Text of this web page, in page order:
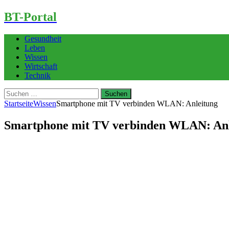
BT-Portal
Gesundheit
Leben
Wissen
Wirtschaft
Technik
Suchen
nach:
StartseiteWissenSmartphone mit TV verbinden WLAN: Anleitung
Smartphone mit TV verbinden WLAN: